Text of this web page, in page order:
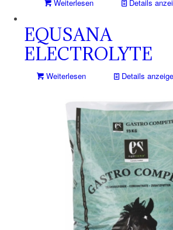
Weiterlesen Details
EQUSANA
ELECTROLYTE
Weiterlesen Details